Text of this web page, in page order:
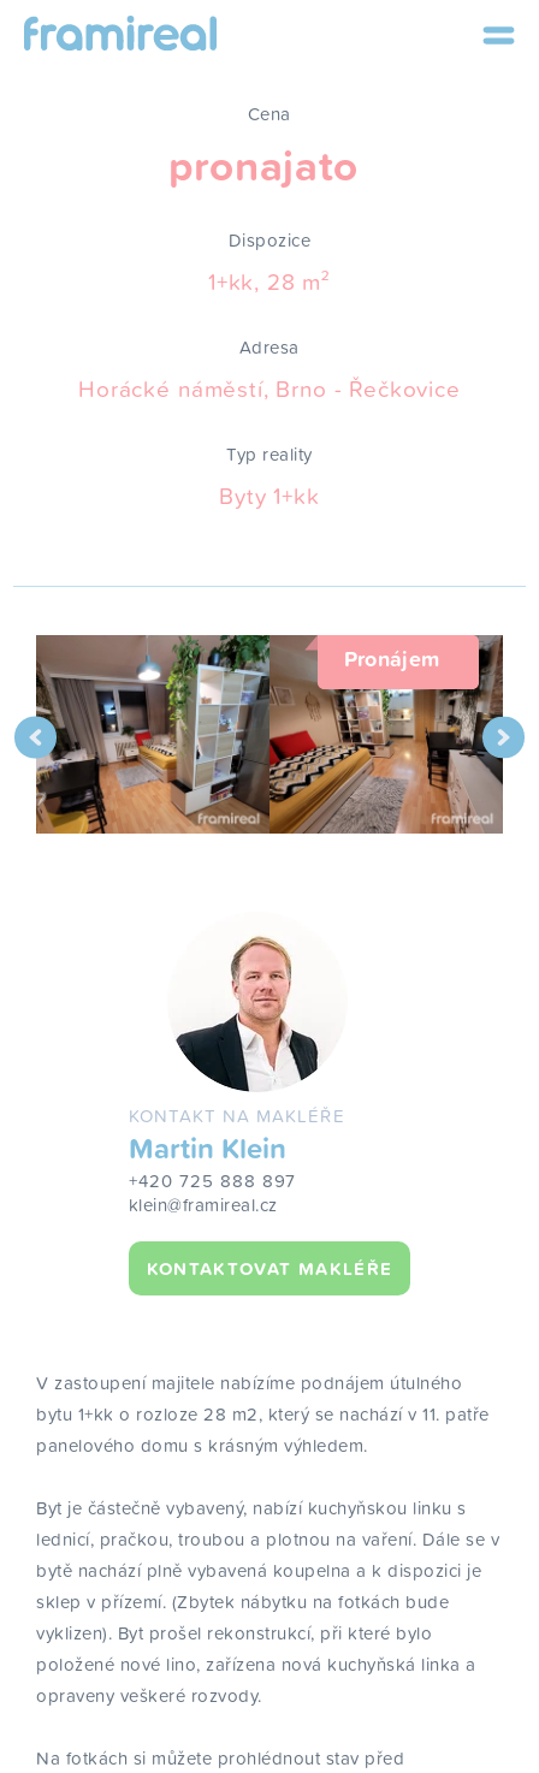
Cena
pronajato
Dispozice
1+kk, 28 m²
Adresa
Horácké náměstí, Brno - Řečkovice
Typ reality
Byty 1+kk
Pronájem
KONTAKT NA MAKLÉŘE
Martin Klein
+420 725 888 897
klein@framireal.cz
KONTAKTOVAT MAKLÉŘE
V zastoupení majitele nabízíme podnájem útulného
bytu 1+kk o rozloze 28 m2, který se nachází v 11. patře
panelového domu s krásným výhledem.
Byt je částečně vybavený, nabízí kuchyňskou linku s
lednicí, pračkou, troubou a plotnou na vaření. Dále se v
bytě nachází plně vybavená koupelna a k dispozici je
sklep v přízemí. (Zbytek nábytku na fotkách bude
vyklizen). Byt prošel rekonstrukcí, při které bylo
položené nové lino, zařízena nová kuchyňská linka a
opraveny veškeré rozvody.
Na fotkách si můžete prohlédnout stav před